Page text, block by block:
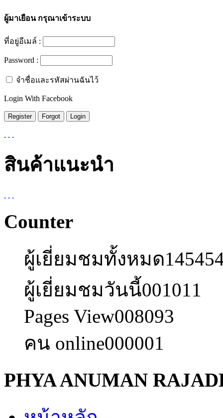
ผู้มาเยือนกรุณาเข้าระบบ
ที่อยู่อีเมล์ :
Password :
จำชื่อและรหัสผ่านฉันไว้
Login With Facebook
สินค้าแนะนำ
Counter
ผู้เยี่ยมชมทั้งหมด
ผู้เยี่ยมชมวันนี้001011
Pages View008093
คน online000001
PHYA ANUMAN